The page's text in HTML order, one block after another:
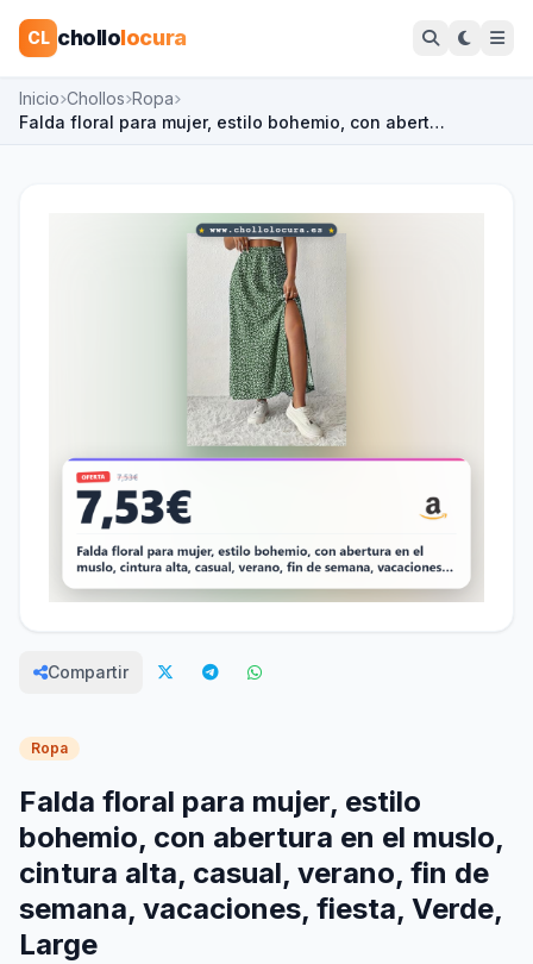
CL chollolocura
Inicio Chollos Ropa
Falda floral para mujer, estilo bohemio, con abert…
Compartir
Ropa
Falda floral para mujer, estilo
bohemio, con abertura en el muslo,
cintura alta, casual, verano, fin de
semana, vacaciones, fiesta, Verde,
Large